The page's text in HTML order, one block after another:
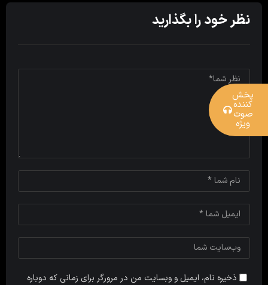
نظر خود را بگذارید
ذخیره نام، ایمیل و وبسایت من در مرورگر برای زمانی که دوباره
پخش
کننده
صوت
ویژه